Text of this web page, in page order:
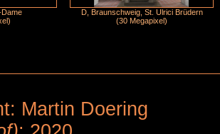
D, Braunschweig, St. Ulrici Brüdern
(30 Megapixel)
Martin Doering